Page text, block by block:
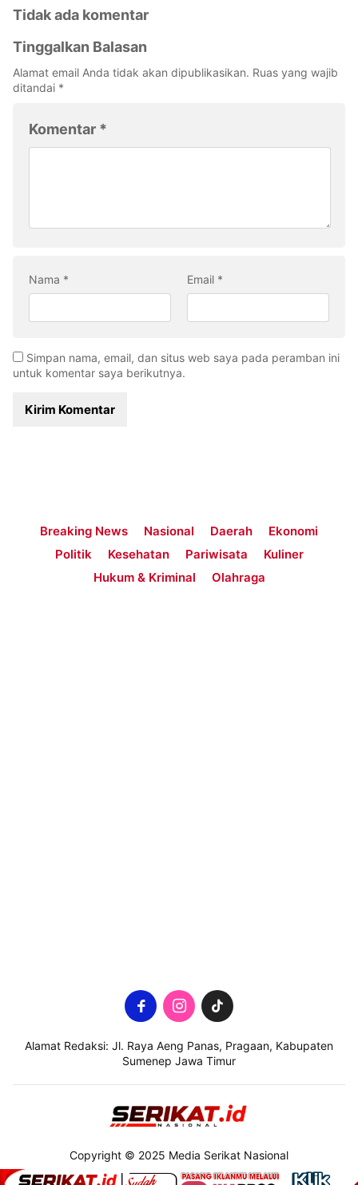
Tidak ada komentar
Tinggalkan Balasan
Alamat email Anda tidak akan dipublikasikan. Ruas yang wajib
ditandai *
Komentar *
Nama * Email *
Simpan nama, email, dan situs web saya pada peramban ini
untuk komentar saya berikutnya.
Breaking News Nasional Daerah
Ekonomi
Politik
Kesehatan Pariwisata
Kuliner
Hukum & Kriminal
Olahraga
Alamat Redaksi: Jl. Raya Aeng Panas, Pragaan, Kabupaten
Sumenep Jawa Timur
Copyright © 2025 Media Serikat Nasional